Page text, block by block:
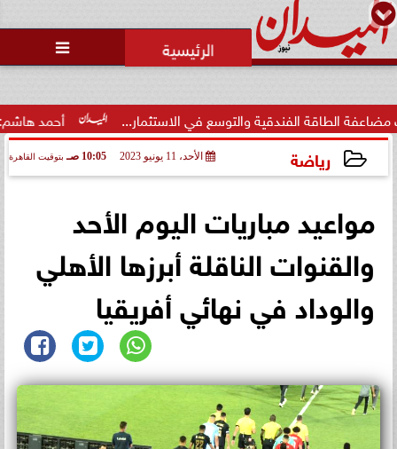

أحمد هاشم: الإعلام الفندقية والتوسع في الاستثمار...
رياضة الأحد، 11 يونيو 2023 10:05 صـ بتوقيت القاهرة
مواعيد مباريات اليوم الأحد
والقنوات الناقلة أبرزها الأهلي
والوداد في نهائي أفريقيا